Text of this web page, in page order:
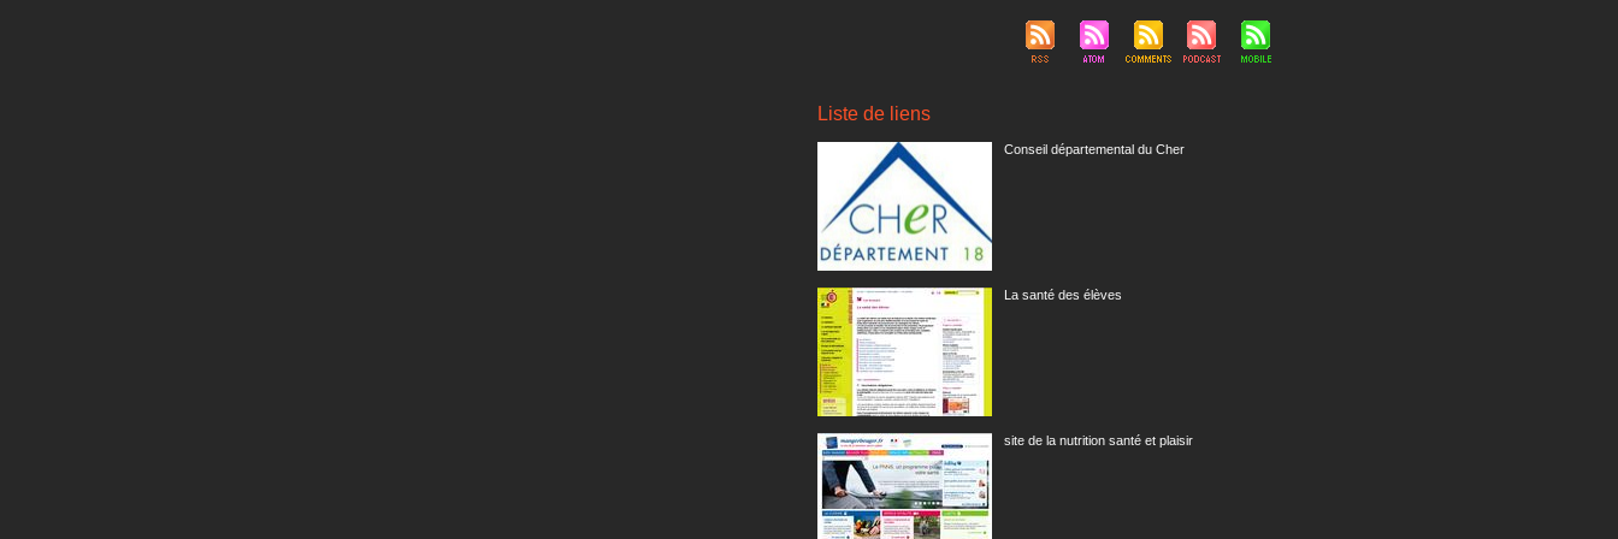
Liste de liens
Conseil départemental du Cher
La santé des élèves
site de la nutrition santé et plaisir